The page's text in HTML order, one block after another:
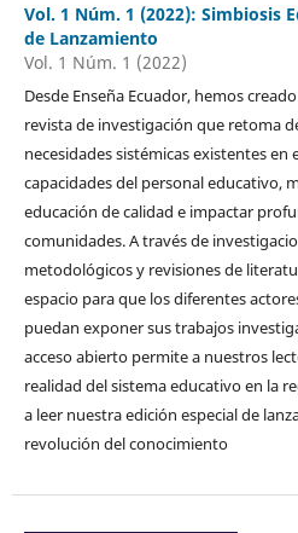
Vol. 1 Núm. 1 (2022): Simbiosis
de Lanzamiento
Vol. 1 Núm. 1 (2022)
Desde Enseña Ecuador, hemos creado
revista de investigación que retoma
necesidades sistémicas existentes
capacidades del personal educativo,
educación de calidad e impactar
comunidades. A través de
metodológicos y revisiones de
espacio para que los diferentes
puedan exponer sus trabajos
acceso abierto permite a nuestros
realidad del sistema educativo en la
a leer nuestra edición especial de
revolución del conocimiento